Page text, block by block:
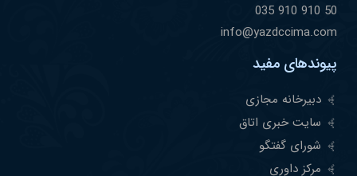
50 910 910 035
info@yazdccima.com
پیوندهای مفید
دبیرخانه مجازی
سایت خبری اتاق
شورای گفتگو
مرکز داوری